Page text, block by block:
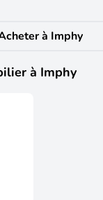
nevers) caroline
à Imphy
à Imphy